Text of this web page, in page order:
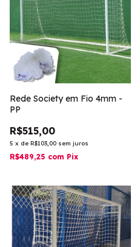
Rede Society em Fio 4mm -
PP
R$515,00
5 x de R$103,00 sem juros
R$489,25 com Pix